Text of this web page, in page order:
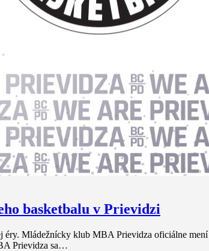
basketbalu v Prievidzi
Mládežnícky klub MBA Prievidza oficiálne
Prievidza sa…